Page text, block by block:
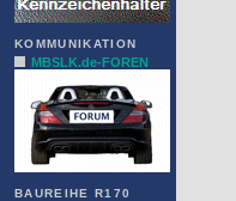
KOMMUNIKATION
MBSLK.de-FOREN
BAUREIHE R170